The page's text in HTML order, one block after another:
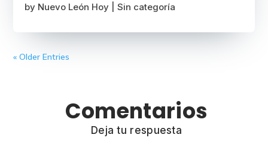
by Nuevo León Hoy |Sin categoría
« Older Entries
Comentarios
Deja tu respuesta